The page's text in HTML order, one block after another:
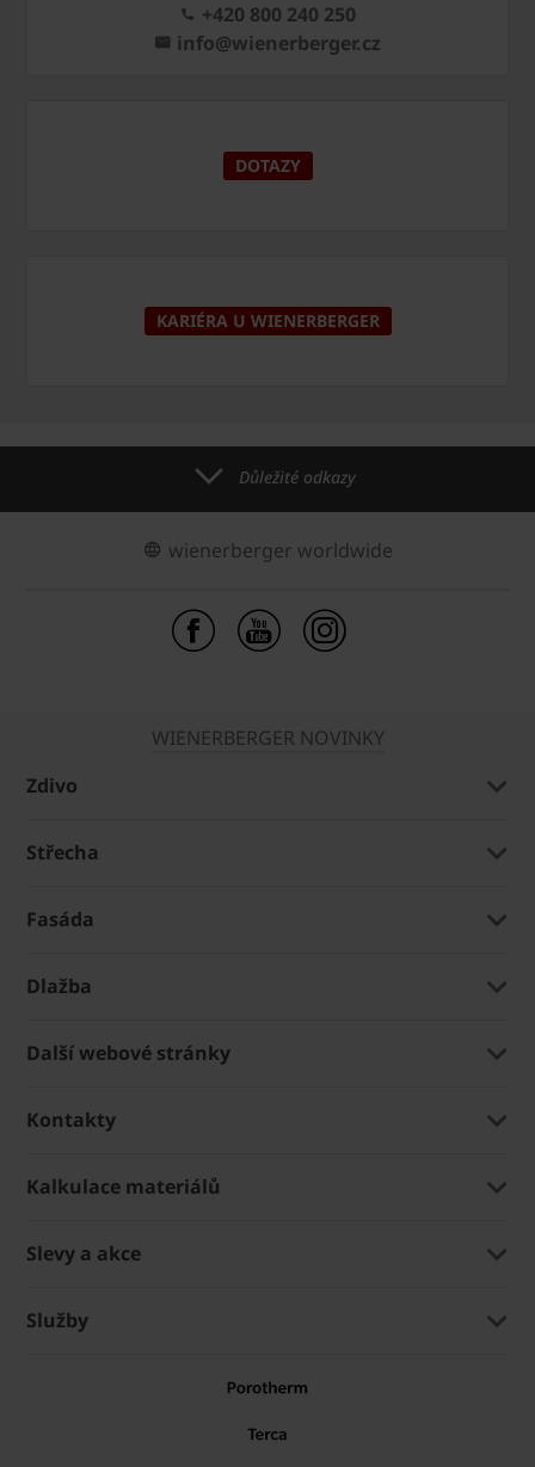
+420 800 240 250
info@wienerberger.cz
DOTAZY
KARIÉRA U WIENERBERGER
Důležité odkazy
wienerberger worldwide
WIENERBERGER NOVINKY
Zdivo
Střecha
Fasáda
Dlažba
Další webové stránky
Kontakty
Kalkulace materiálů
Slevy a akce
Služby